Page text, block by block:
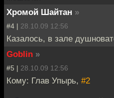
Хромой Шайтан »
#4 | 28.10.09 12:56
Казалось, в зале
Goblin »
#5 | 28.10.09 12:56
Кому: Глав Упырь, #2